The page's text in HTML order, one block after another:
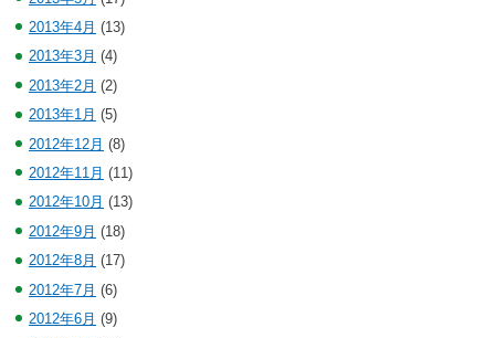
2013年4月 (13)
2013年3月 (4)
2013年2月 (2)
2013年1月 (5)
2012年12月 (8)
2012年11月 (11)
2012年10月 (13)
2012年9月 (18)
2012年8月 (17)
2012年7月 (6)
2012年6月 (9)